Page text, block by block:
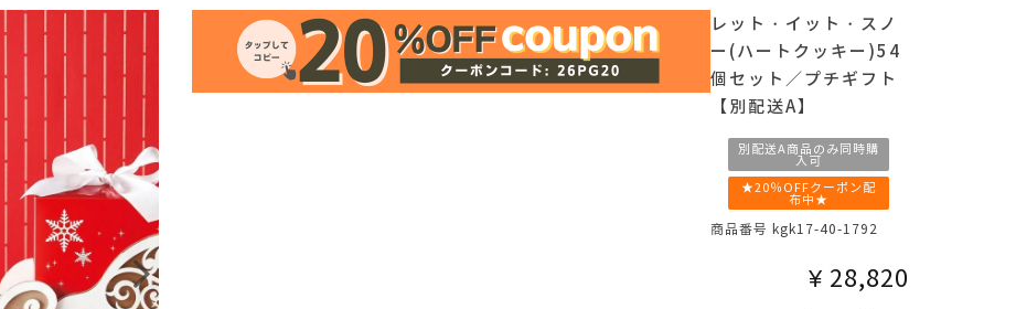
レット・イット・スノ
ー(ハートクッキー)54
個セット／プチギフト
【別配送A】
別配送A商品のみ同時購
入可
★20％OFFクーポン配
布中★
商品番号 kgk17-40-1792
¥ 28,820